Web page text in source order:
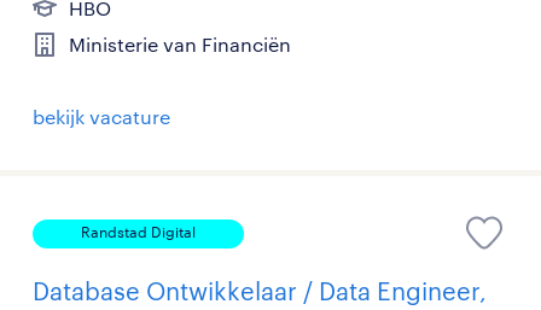
HBO
Ministerie van Financiën
bekijk vacature
Randstad Digital
Database Ontwikkelaar / Data Engineer,